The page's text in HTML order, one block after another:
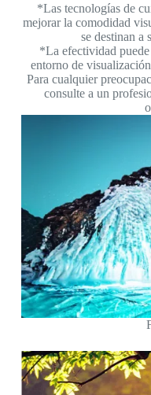
*Las tecnologías de
mejorar la comodidad
se destinan a
*La efectividad
entorno de
Para cualquier
consulte a un